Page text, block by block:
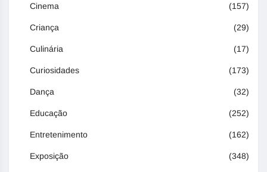
Cinema (157)
Criança (29)
Culinária (17)
Curiosidades (173)
Dança (32)
Educação (252)
Entretenimento (162)
Exposição (348)